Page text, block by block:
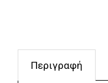
Περιγραφή